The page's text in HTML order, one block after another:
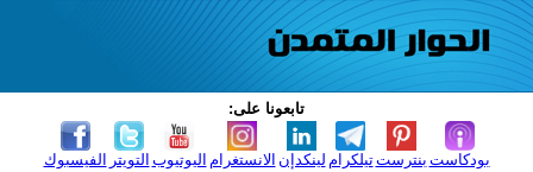
تابعونا على:
الفيسبوك التويتر اليوتيوب الانستغرام لينكدإن تيلكرامبنترست بودكاست